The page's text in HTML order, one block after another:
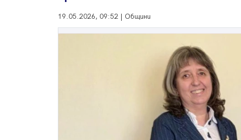
19.05.2026, 09:52 | Общини